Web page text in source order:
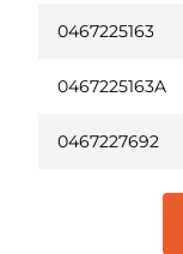
0467225163
0467225163A
0467227692